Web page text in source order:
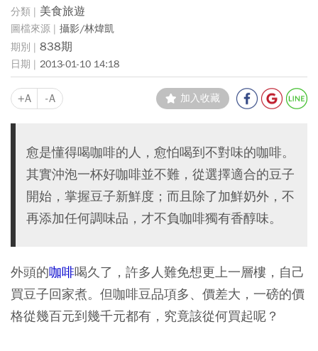
美食旅遊
攝影/林煒凱
838期
2013-01-10 14:18
+A -A 加入收藏
愈是懂得喝咖啡的人，愈怕喝到不對味的咖啡。
其實沖泡一杯好咖啡並不難，從選擇適合的豆子
開始，掌握豆子新鮮度；而且除了加鮮奶外，不
再添加任何調味品，才不負咖啡獨有香醇味。
外頭的咖啡喝久了，許多人難免想更上一層樓，自己
買豆子回家煮。但咖啡豆品項多、價差大，一磅的價
格從幾百元到幾千元都有，究竟該從何買起呢？